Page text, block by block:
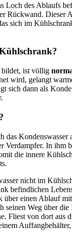
Loch des Ablaufs
Rückwand. Dieser
sich im
bildet, ist völlig
wird, gelangt
sich dann als
das Kondenswasser
Verdampfer. In ihm
die innere
nicht im
befindlichen
über einen Ablauf
seinen Weg über
Fliest von dort aus